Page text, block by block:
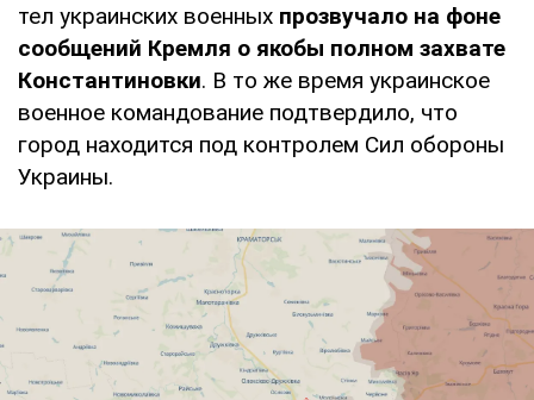
тел украинских военных прозвучало на фоне
сообщений Кремля о якобы полном захвате
Константиновки. В то же время украинское
военное командование подтвердило, что
город находится под контролем Сил обороны
Украины.